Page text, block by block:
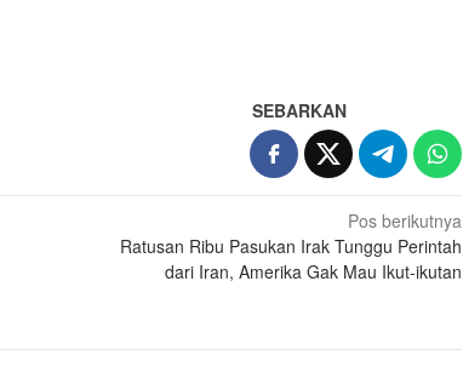
SEBARKAN
Pos berikutnya
Ratusan Ribu Pasukan Irak Tunggu Perintah
dari Iran, Amerika Gak Mau Ikut-ikutan